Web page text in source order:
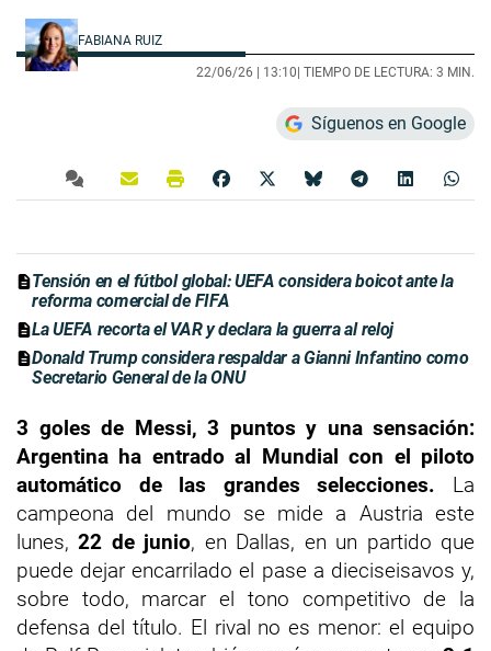
FABIANA RUIZ
22/06/26 | 13:10| TIEMPO DE LECTURA: 3 MIN.
Síguenos en Google
Tensión en el fútbol global: UEFA considera boicot ante la
reforma comercial de FIFA
La UEFA recorta el VAR y declara la guerra al reloj
Donald Trump considera respaldar a Gianni Infantino como
Secretario General de la ONU
3 goles de Messi, 3 puntos y una sensación:
Argentina ha entrado al Mundial con el piloto
automático de las grandes selecciones. La
campeona del mundo se mide a Austria este
lunes,22 de junio, en Dallas, en un partido que
puede dejar encarrilado el pase a dieciseisavos y,
sobre todo, marcar el tono competitivo de la
defensa del título. El rival no es menor: el equipo